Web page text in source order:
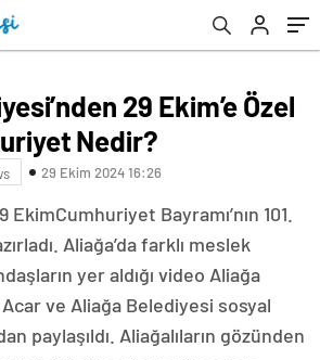
29 Ekim’e Özel
Nedir?
29 Ekim 2024 16:26
Bayramı’nın 101.
Aliağa’da farklı meslek
yer aldığı video Aliağa
ve Aliağa Belediyesi sosyal
paylaşıldı. Aliağalıların gözünden